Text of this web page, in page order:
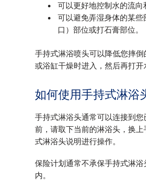
可以更好地控制水的流向
可以避免弄湿身体的某
口）部位或打石膏部位。
手持式淋浴喷头可以降低您摔
或浴缸干燥时进入，然后再打开
如何使用手持式淋浴
手持式淋浴头通常可以连接到
前，请取下当前的淋浴头，换
式淋浴头说明进行操作。
保险计划通常不承保手持式淋
内。